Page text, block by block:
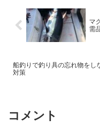
マ
需
船釣りで釣り具の忘れ物をし
対策
コメント